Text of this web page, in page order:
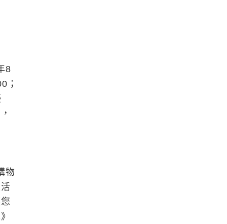
8
；
物